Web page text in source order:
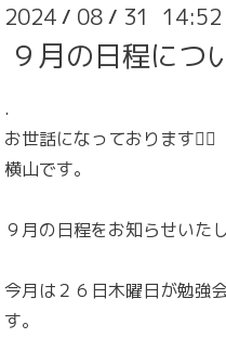
2024 / 08 / 31 14:52
９月の日程につ
.
お世話になっております🙇‍♂️
横山です。
９月の日程をお知らせいた
今月は２６日木曜日が勉強
す。